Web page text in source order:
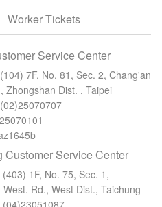
Worker Tickets
Service Center
(104) 7F, No. 81, Sec. 2, Chang'an
Zhongshan Dist. , Taipei
(02)25070707
Customer Service Center
(403) 1F, No. 75, Sec. 1,
West. Rd., West Dist., Taichung
(04)23051087